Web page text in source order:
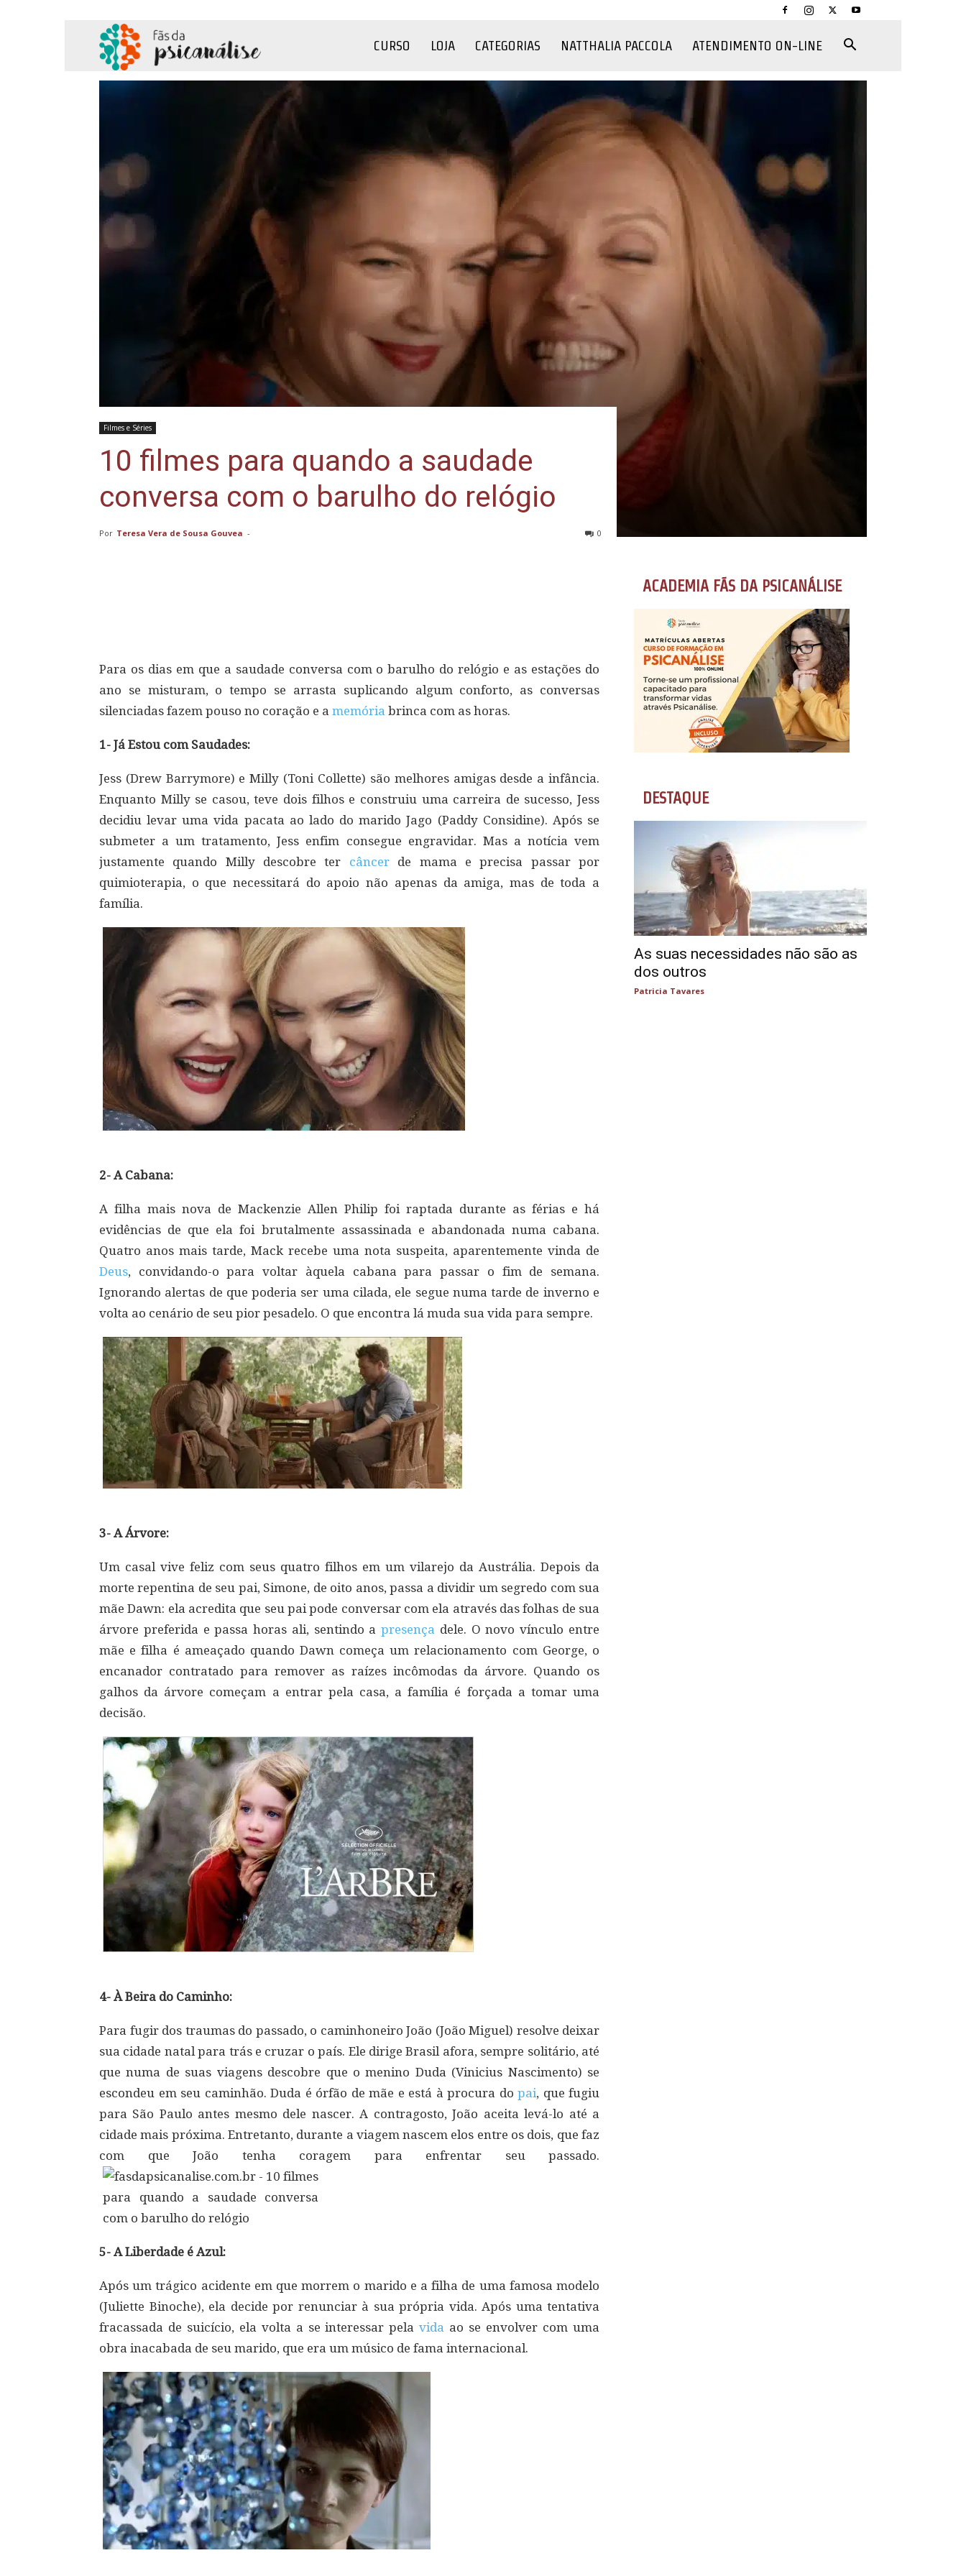
da
CURSO LOJA CATEGORIAS NATTHALIA PACCOLA ATENDIMENTO ON-LINE
Filmes e Séries
10 filmes para quando a saudade
conversa com o barulho do relógio
Por Teresa Vera de Sousa Gouvea - 0
Para os dias em que a saudade conversa com o barulho do relógio e as estações do
ano se misturam, o tempo se arrasta suplicando algum conforto, as conversas
silenciadas fazem pouso no coração e a memória brinca com as horas.
1- Já Estou com Saudades:
Jess (Drew Barrymore) e Milly (Toni Collette) são melhores amigas desde a infância.
Enquanto Milly se casou, teve dois filhos e construiu uma carreira de sucesso, Jess
decidiu levar uma vida pacata ao lado do marido Jago (Paddy Considine). Após se
submeter a um tratamento, Jess enfim consegue engravidar. Mas a notícia vem
justamente quando Milly descobre ter câncerde mama e precisa passar por
quimioterapia, o que necessitará do apoio não apenas da amiga, mas de toda a
família.
2- A Cabana:
A filha mais nova de Mackenzie Allen Philip foi raptada durante as férias e há
evidências de que ela foi brutalmente assassinada e abandonada numa cabana.
Quatro anos mais tarde, Mack recebe uma nota suspeita, aparentemente vinda de
Deus, convidando-o para voltar àquela cabana para passar o fim de semana.
Ignorando alertas de que poderia ser uma cilada, ele segue numa tarde de inverno e
volta ao cenário de seu pior pesadelo. O que encontra lá muda sua vida para sempre.
3- A Árvore:
Um casal vive feliz com seus quatro filhos em um vilarejo da Austrália. Depois da
morte repentina de seu pai, Simone, de oito anos, passa a dividir um segredo com sua
mãe Dawn: ela acredita que seu pai pode conversar com ela através das folhas de sua
árvore preferida e passa horas ali, sentindo apresença dele. O novo vínculo entre
mãe e filha é ameaçado quando Dawn começa um relacionamento com George, o
encanador contratado para remover as raízes incômodas da árvore. Quando os
galhos da árvore começam a entrar pela casa, a família é forçada a tomar uma
decisão.
4- À Beira do Caminho:
Para fugir dos traumas do passado, o caminhoneiro João (João Miguel) resolve deixar
sua cidade natal para trás e cruzar o país. Ele dirige Brasil afora, sempre solitário, até
que numa de suas viagens descobre que o menino Duda (Vinicius Nascimento) se
escondeu em seu caminhão. Duda é órfão de mãe e está à procura do pai, que fugiu
para São Paulo antes mesmo dele nascer. A contragosto, João aceita levá-lo até a
cidade mais próxima. Entretanto, durante a viagem nascem elos entre os dois, que faz
com que João tenha coragem para enfrentar seu passado.
5- A Liberdade é Azul:
Após um trágico acidente em que morrem o marido e a filha de uma famosa modelo
(Juliette Binoche), ela decide por renunciar à sua própria vida. Após uma tentativa
fracassada de suicício, ela volta a se interessar pelavida ao se envolver com uma
obra inacabada de seu marido, que era um músico de fama internacional.
ACADEMIA FÃS DA PSICANÁLISE
DESTAQUE
As suas necessidades não são as
dos outros
Patricia Tavares